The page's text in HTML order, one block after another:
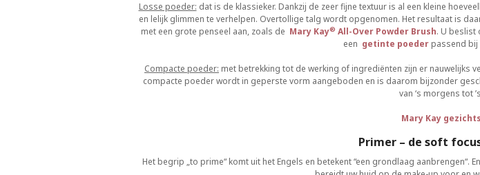
Losse poeder: dat is de klassieker. Dankzij de zeer fijne textuur is al een kleine
en lelijk glimmen te verhelpen. Overtollige talg wordt opgenomen. Het resultaat is
met een grote penseel aan, zoals de Mary Kay® All-Over Powder Brush. U beslist
een getinte poederpassend bij
Compacte poeder: met betrekking tot de werking of ingrediënten zijn er nauwelijks
compacte poeder wordt in geperste vorm aangeboden en is daarom bijzonder
van ‘s morgens tot
Mary Kay
Primer – de soft
Het begrip „to prime“ komt uit het Engels en betekent “een grondlaag